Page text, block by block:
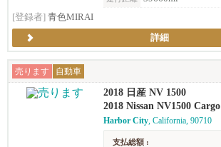
[登録者] 青色MIRAI
詳細
売ります 自動車
2018 日産 NV 1500
2018 Nissan NV1500 Cargo
Harbor City, California, 90710
支払総額 :